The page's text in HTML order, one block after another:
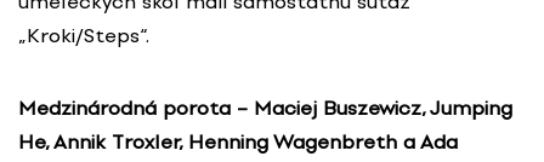
„Kroki/Steps“.
Medzinárodná porota – Maciej Buszewicz, Jumping
He, Annik Troxler, Henning Wagenbreth a Ada